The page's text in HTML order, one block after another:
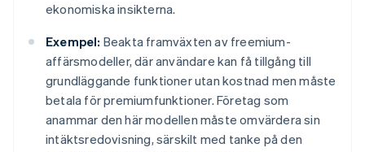
ekonomiska insikterna.
Exempel: Beakta framväxten av freemium-
affärsmodeller, där användare kan få tillgång till
grundläggande funktioner utan kostnad men måste
betala för premiumfunktioner. Företag som
anammar den här modellen måste omvärdera sin
intäktsredovisning, särskilt med tanke på den